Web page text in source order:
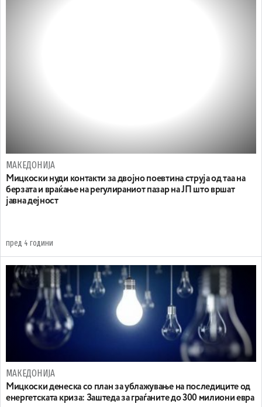
МАКЕДОНИЈА
Мицкоски нуди контакти за двојно поевтина струја од таа на
берзата и враќање на регулираниот пазар на ЈП што вршат
јавна дејност
пред 4 години
МАКЕДОНИЈА
Мицкоски денеска со план за ублажување на последиците од
енергетската криза: Заштеда за граѓаните до 300 милиони евра